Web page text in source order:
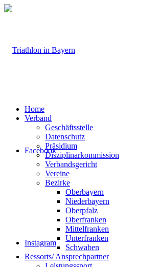
Facebook
Instagram
Home
Verband
Geschäftsstelle
Datenschutz
Präsidium
Disziplinarkommission
Verbandsgericht
Vereine
Bezirke
Oberbayern
Niederbayern
Oberpfalz
Oberfranken
Mittelfranken
Unterfranken
Schwaben
Ressorts/ Ansprechpartner